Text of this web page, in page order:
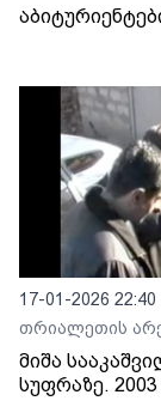
17-01-2026 22:40
თრიალეთის
მიშა
სუფრაზე.